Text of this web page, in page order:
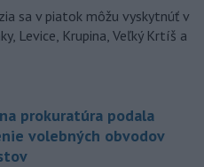
sa v piatok môžu vyskytnúť v
Levice, Krupina, Veľký Krtíš a
prokuratúra podala
volebných obvodov